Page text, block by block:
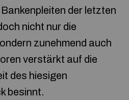
der letzten
nicht nur die
zunehmend auch
verstärkt auf die
des hiesigen
besinnt.